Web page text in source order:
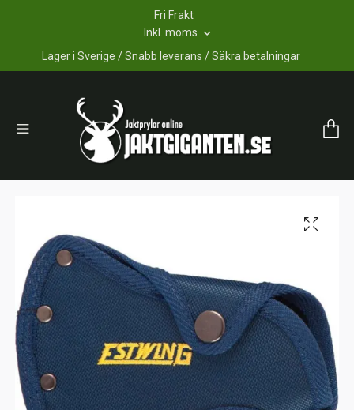
Fri Frakt
Inkl. moms
Lager i Sverige / Snabb leverans / Säkra betalningar